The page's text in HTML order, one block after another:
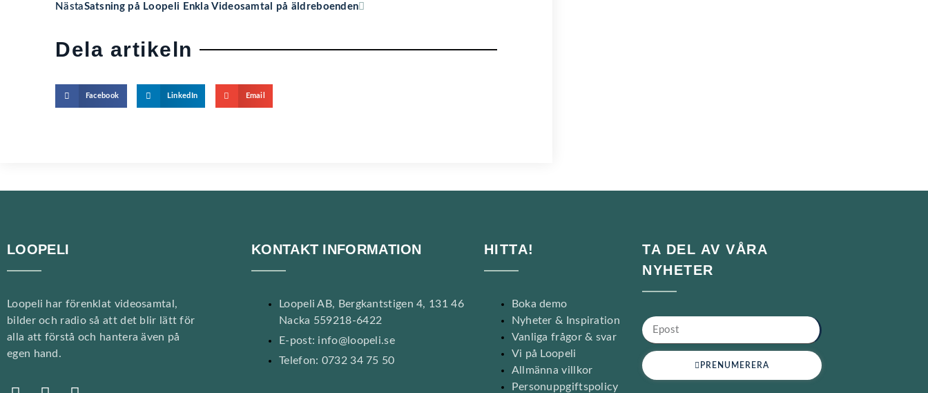
NästaSatsning på Loopeli Enkla Videosamtal på äldreboenden
Dela artikeln
Facebook LinkedIn Email
LOOPELI
Loopeli har förenklat videosamtal,
bilder och radio så att det blir lätt för
alla att förstå och hantera även på
egen hand.
KONTAKT INFORMATION
Loopeli AB, Bergkantstigen 4, 131 46
Nacka 559218-6422
E-post: info@loopeli.se
Telefon: 0732 34 75 50
HITTA!
Boka demo
Nyheter & Inspiration
Vanliga frågor & svar
Vi på Loopeli
Allmänna villkor
Personuppgiftspolicy
TA DEL AV VÅRA
NYHETER
PRENUMERERA